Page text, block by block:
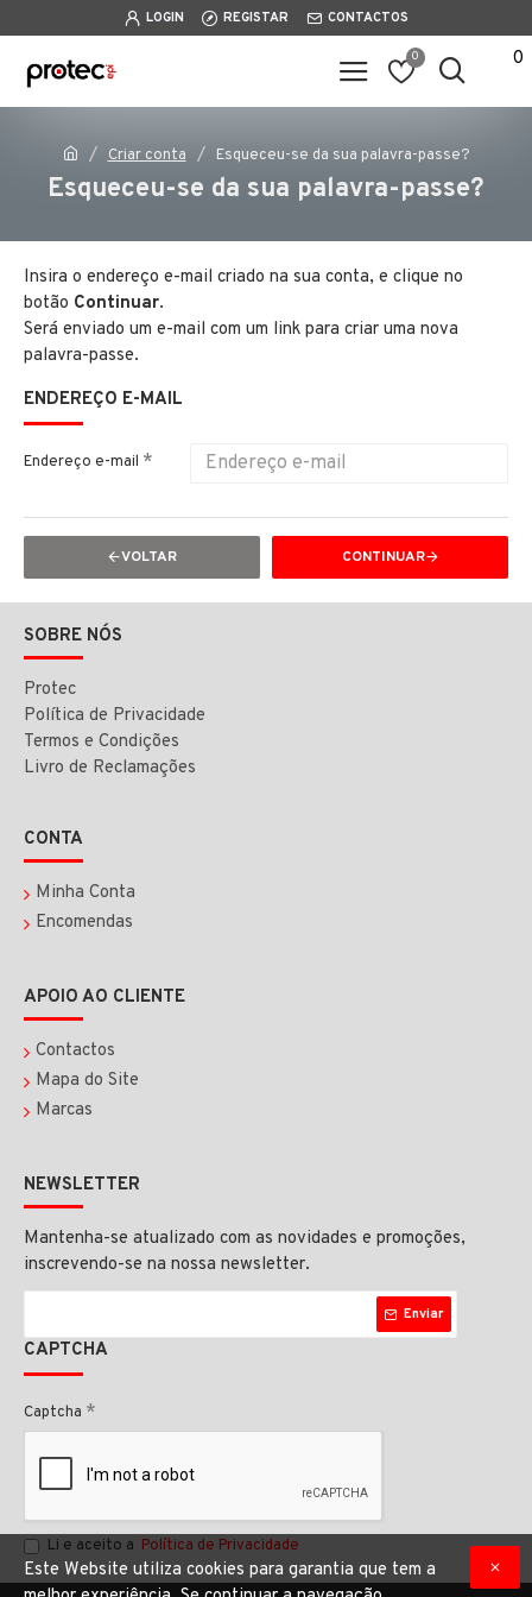
LOGIN REGISTAR CONTACTOS
0 0
Criar conta Esqueceu-se da sua palavra-passe?
Esqueceu-se da sua palavra-passe?
Insira o endereço e-mail criado na sua conta, e clique no
botão Continuar.
Será enviado um e-mail com um link para criar uma nova
palavra-passe.
ENDEREÇO E-MAIL
Endereço e-mail
VOLTAR CONTINUAR
SOBRE NÓS
Protec
Política de Privacidade
Termos e Condições
Livro de Reclamações
CONTA
Minha Conta
Encomendas
APOIO AO CLIENTE
Contactos
Mapa do Site
Marcas
NEWSLETTER
Mantenha-se atualizado com as novidades e promoções,
inscrevendo-se na nossa newsletter.
Enviar
CAPTCHA
Captcha
Li e aceito a Política de Privacidade
Este Website utiliza cookies para garantia que tem a